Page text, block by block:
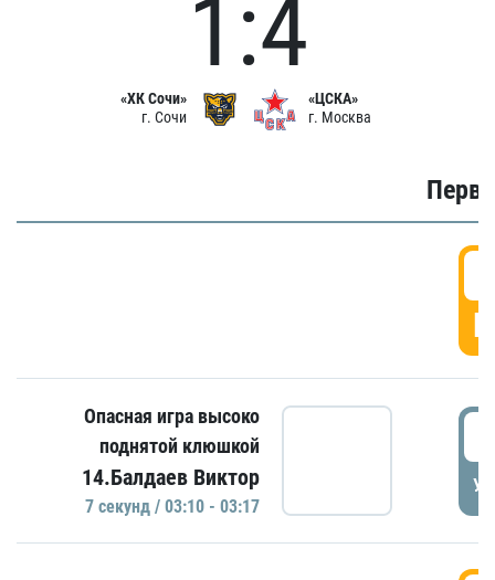
«ХК Сочи»
г. Сочи
1:4
«ЦСКА»
г. Москва
Опасная игра высоко
поднятой клюшкой
14.Балдаев Виктор
7 секунд / 03:10 - 03:17